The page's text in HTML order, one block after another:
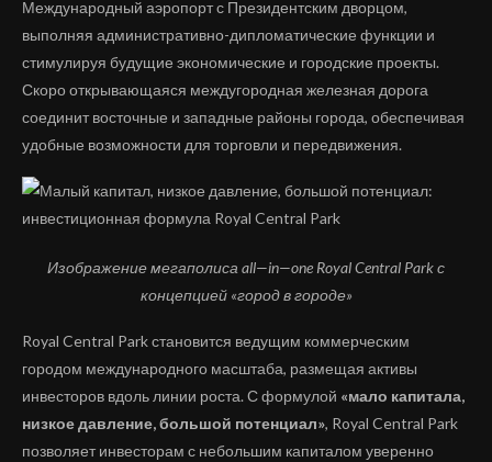
Международный аэропорт с Президентским дворцом,
выполняя административно-дипломатические функции и
стимулируя будущие экономические и городские проекты.
Скоро открывающаяся междугородная железная дорога
соединит восточные и западные районы города, обеспечивая
удобные возможности для торговли и передвижения.
Изображение мегаполиса all—in—one RoyalCentral Parkс
концепцией «город в городе»
Royal Central Park становится ведущим коммерческим
городом международного масштаба, размещая активы
инвесторов вдоль линии роста. С формулой «мало капитала,
низкое давление, большой потенциал», Royal Central Park
позволяет инвесторам с небольшим капиталом уверенно